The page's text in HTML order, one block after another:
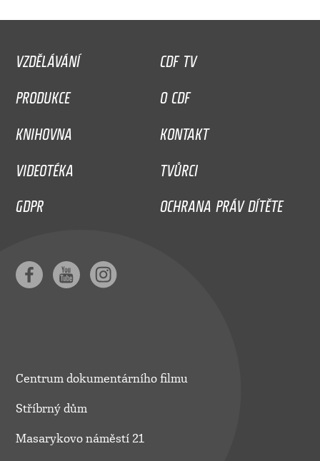
VZDĚLÁVÁNÍ
CDF TV
PRODUKCE
O CDF
KNIHOVNA
KONTAKT
VIDEOTÉKA
TVŮRCI
GDPR
OCHRANA PRÁV DÍTĚTE
Centrum dokumentárního filmu
Stříbrný dům
Masarykovo náměstí 21